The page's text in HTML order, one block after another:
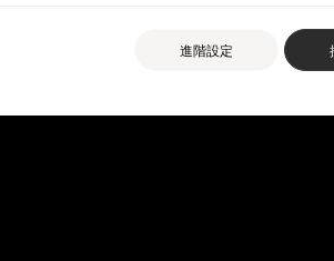
進階設定